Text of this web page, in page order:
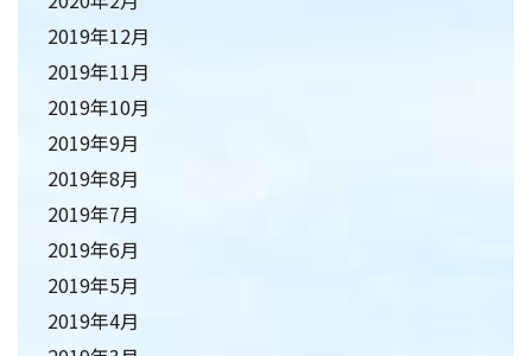
2019年12月
2019年11月
2019年10月
2019年9月
2019年8月
2019年7月
2019年6月
2019年5月
2019年4月